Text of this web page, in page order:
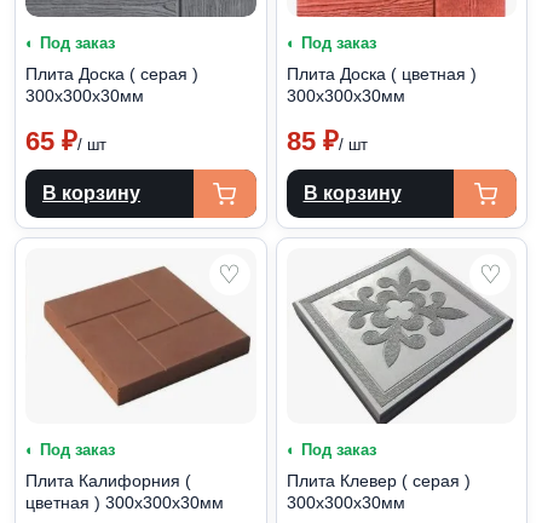
◐ Под заказ
Плита Доска ( серая )
300х300х30мм
65 ₽/ шт
В корзину
◐ Под заказ
Плита Доска ( цветная )
300х300х30мм
85 ₽/ шт
В корзину
♡
◐ Под заказ
Плита Калифорния (
цветная ) 300х300х30мм
♡
◐ Под заказ
Плита Клевер ( серая )
300х300х30мм